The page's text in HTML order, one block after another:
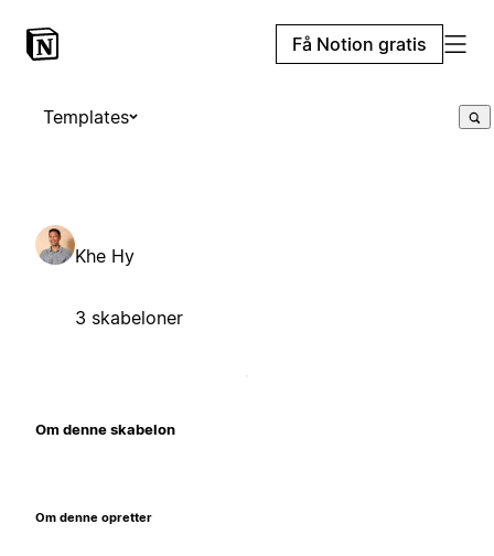
Få Notion gratis
Templates
Khe Hy
3 skabeloner
Om denne skabelon
Om denne opretter